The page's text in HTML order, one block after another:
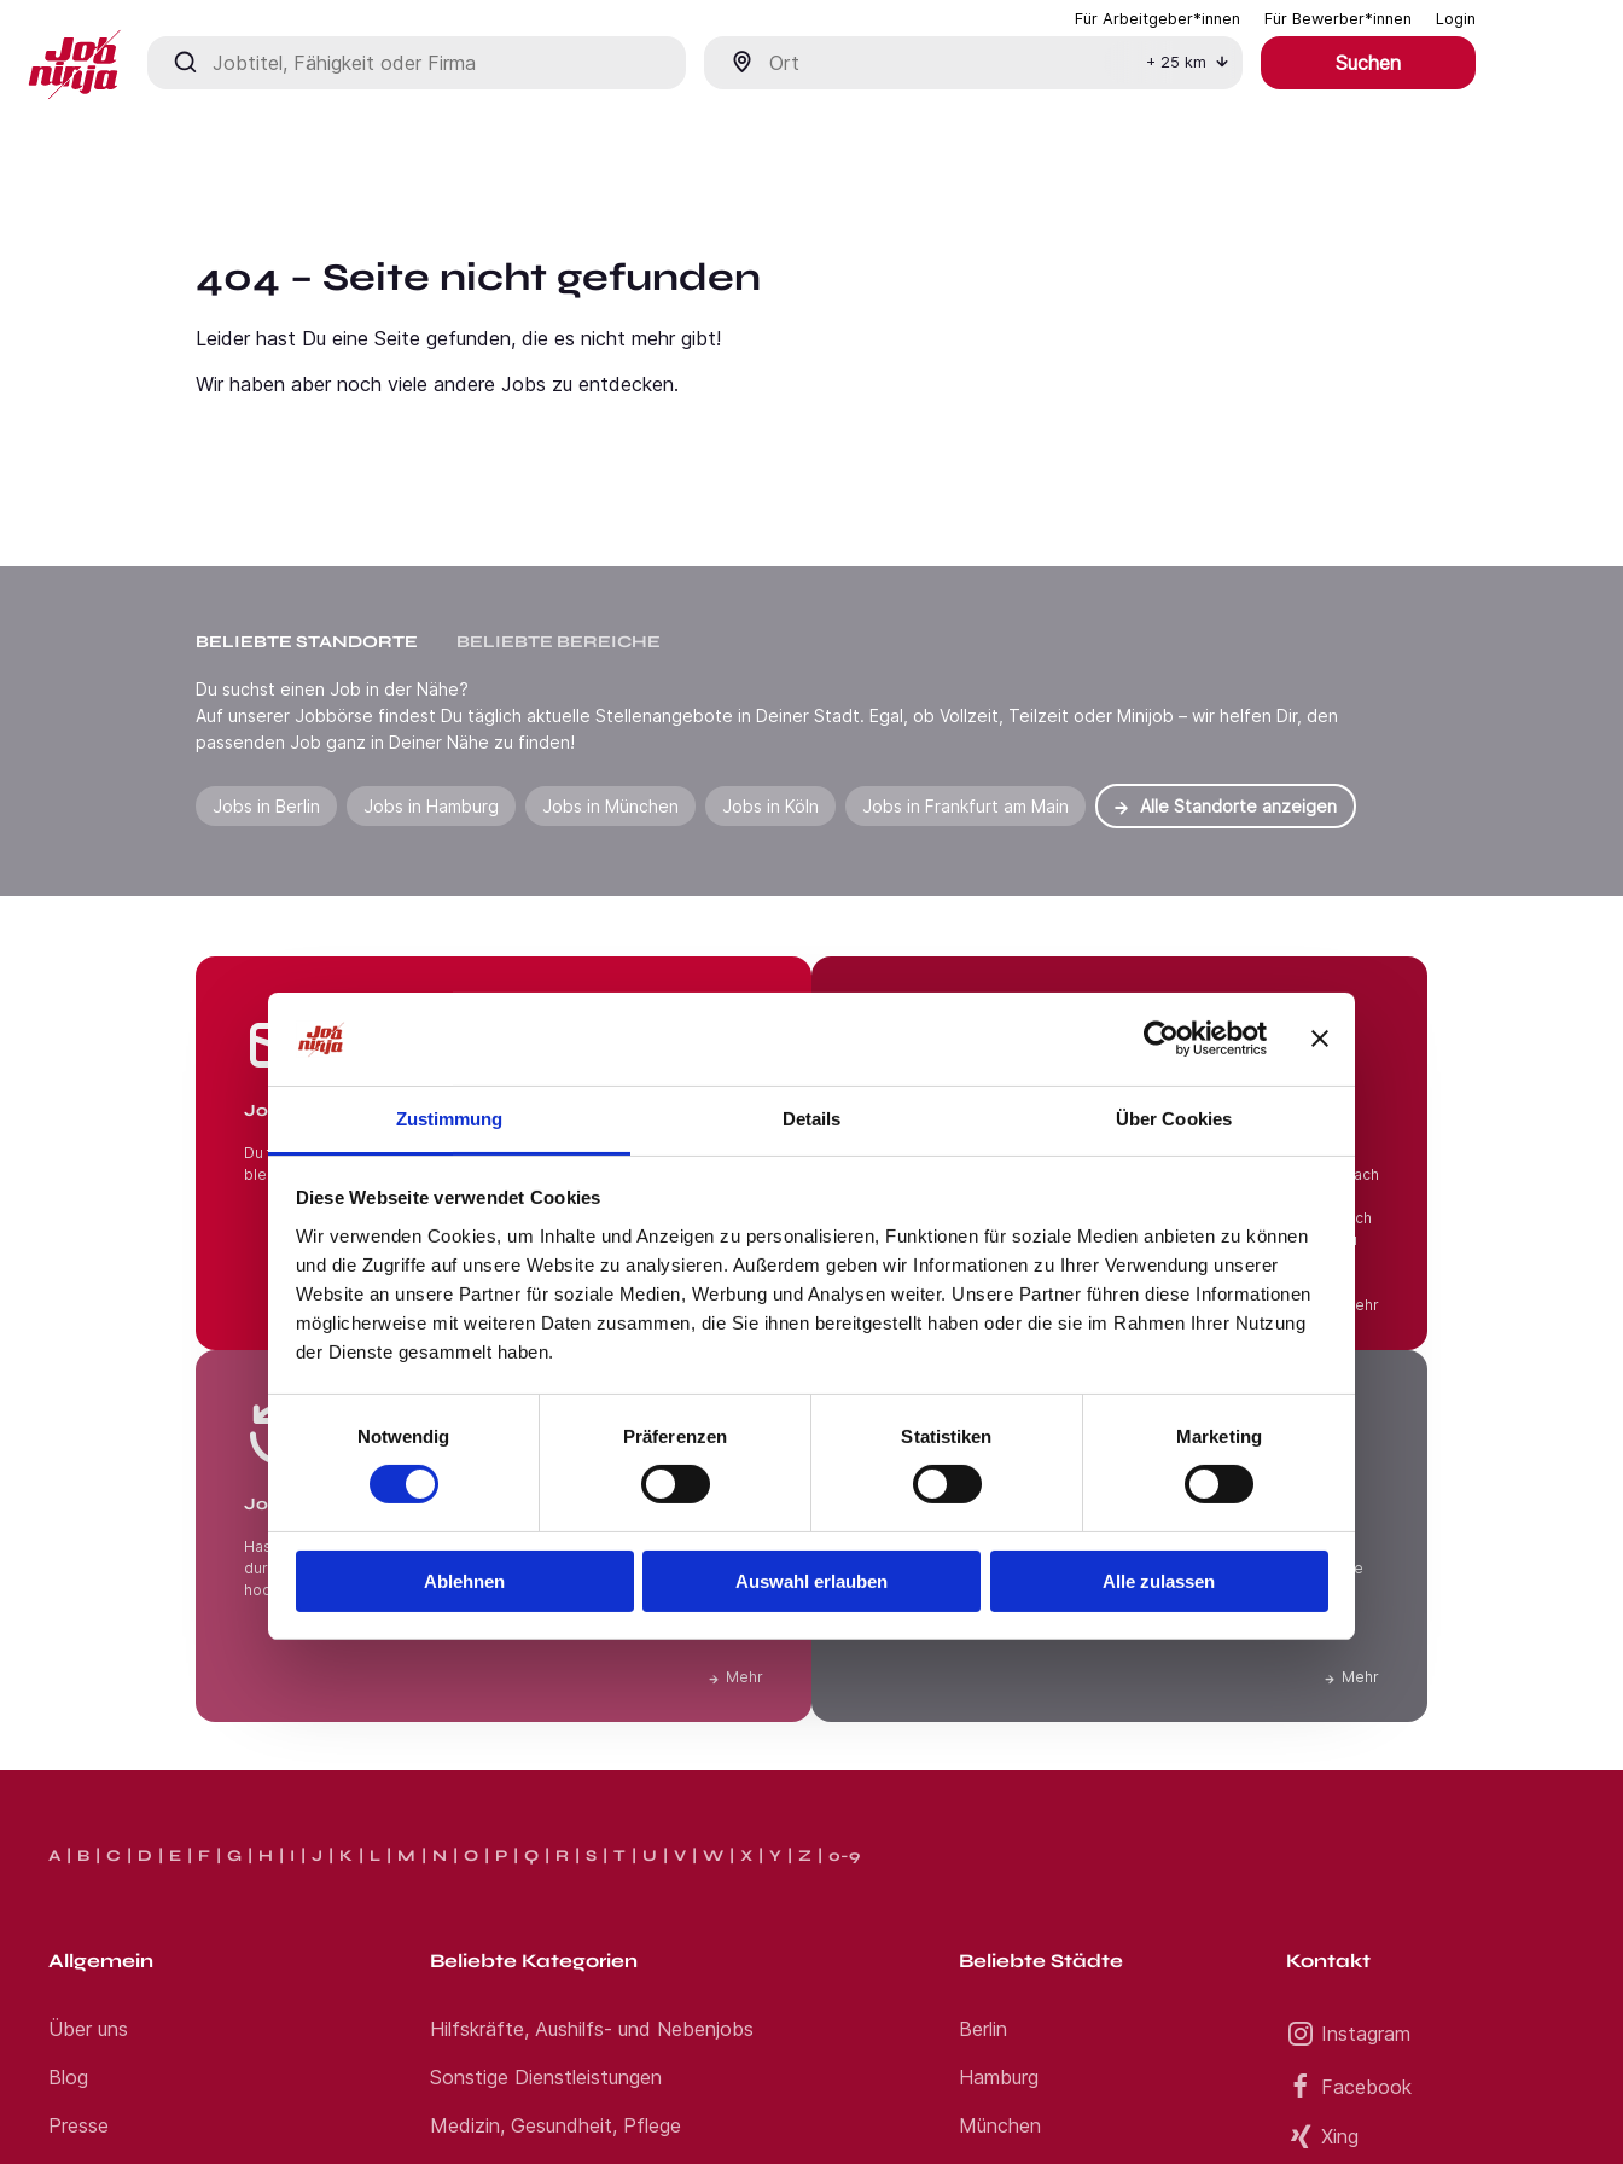
Zustimmung Details Über Cookies
Diese Webseite verwendet Cookies
Wir verwenden Cookies, um Inhalte und Anzeigen zu personalisieren, Funktionen für soziale Medien anbieten zu können
und die Zugriffe auf unsere Website zu analysieren. Außerdem geben wir Informationen zu Ihrer Verwendung unserer
Website an unsere Partner für soziale Medien, Werbung und Analysen weiter. Unsere Partner führen diese Informationen
möglicherweise mit weiteren Daten zusammen, die Sie ihnen bereitgestellt haben oder die sie im Rahmen Ihrer Nutzung
der Dienste gesammelt haben.
Einwilligungsauswahl
Notwendig
Präferenzen Statistiken Marketing
Ablehnen Auswahl erlauben Alle zulassen
Für Arbeitgeber*innen Für Bewerber*innen Login
Jobtitel, Fähigkeit oder Firma
+ 25 km Suchen
404 – Seite nicht gefunden
Leider hast Du eine Seite gefunden, die es nicht mehr gibt!
Wir haben aber noch viele andere Jobs zu entdecken.
BELIEBTE STANDORTE BELIEBTE BEREICHE
Du suchst einen Job in der Nähe?
Auf unserer Jobbörse findest Du täglich aktuelle Stellenangebote in Deiner Stadt. Egal, ob Vollzeit, Teilzeit oder Minijob – wir helfen Dir, den
passenden Job ganz in Deiner Nähe zu finden!
Jobs in Berlin Jobs in Hamburg Jobs in München Jobs in Köln Jobs in Frankfurt am Main Alle Standorte anzeigen
Jobs in Branchen!
Du fühlst Dich wohl in Deinem Beruf und möchtest in Deiner Branche
bleiben? Hier findest Du das gesamte Angebot aus Deiner Branche.
Mehr
Jobs in Branchen
Auf unserer Plattform findest Du eine große Auswahl an
Stellenangeboten, die nach Städten sortiert sind, sodass Du gezielt nach
Herausforderung suchst, einen beruflichen Wechsel planst oder einfach
eine Stelle in Deinem aktuellen Wohnort bevorzugst – bei uns wirst Du
fündig.
Mehr
Jobs in der Nähe
Jobsuche andersrum!
Hast Du keine Lust und Zeit, auf Jobbörsen jede Stellenanzeige zu
durchsuchen? Teste die "Jobsuche andersrum", lade Deinen Lebenslauf
hoch und lasse Dir Jobs vorschlagen, die zu Dir passen.
Mehr
Jobsuche andersrum
Was bleibt vom Brutto?
Viele fragen sich, wie sich das Bruttogehalt in das Nettogehalt
umwandelt. Steuern, Sozialversicherungsbeiträge und andere Abzüge
sorgen dafür, dass vom ursprünglichen Betrag nicht alles auf Deinem
Konto landet. Mit unserem Brutto-Netto-Rechner kannst Du sofort
Mehr
A B C D E F G H I J K L M N O P Q R S T U V W X Y Z 0-9
Allgemein
Über uns
Blog
Presse
Beliebte Kategorien
Hilfskräfte, Aushilfs- und Nebenjobs
Sonstige Dienstleistungen
Medizin, Gesundheit, Pflege
Beliebte Städte
Berlin
Hamburg
München
Kontakt
Instagram
Facebook
Xing